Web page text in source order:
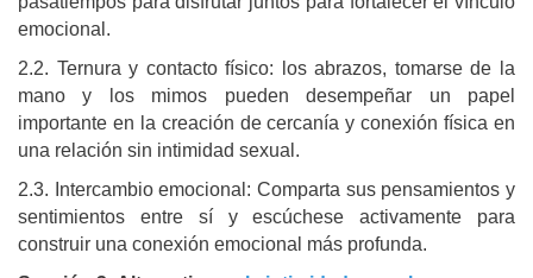
emocional.
2.2. Ternura y contacto físico: los abrazos, tomarse de la
mano y los mimos pueden desempeñar un papel
importante en la creación de cercanía y conexión física en
una relación sin intimidad sexual.
2.3. Intercambio emocional: Comparta sus pensamientos y
sentimientos entre sí y escúchese activamente para
construir una conexión emocional más profunda.